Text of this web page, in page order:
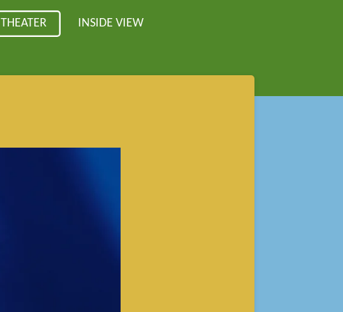
THEATER
INSIDE VIEW